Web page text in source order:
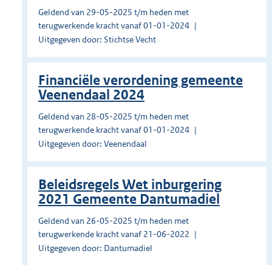
Geldend van 29-05-2025 t/m heden met
terugwerkende kracht vanaf 01-01-2024
Uitgegeven door: Stichtse Vecht
Financiële verordening gemeente
Veenendaal 2024
Geldend van 28-05-2025 t/m heden met
terugwerkende kracht vanaf 01-01-2024
Uitgegeven door: Veenendaal
Beleidsregels Wet inburgering
2021 Gemeente Dantumadiel
Geldend van 26-05-2025 t/m heden met
terugwerkende kracht vanaf 21-06-2022
Uitgegeven door: Dantumadiel